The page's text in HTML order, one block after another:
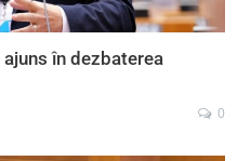
în dezbaterea
0